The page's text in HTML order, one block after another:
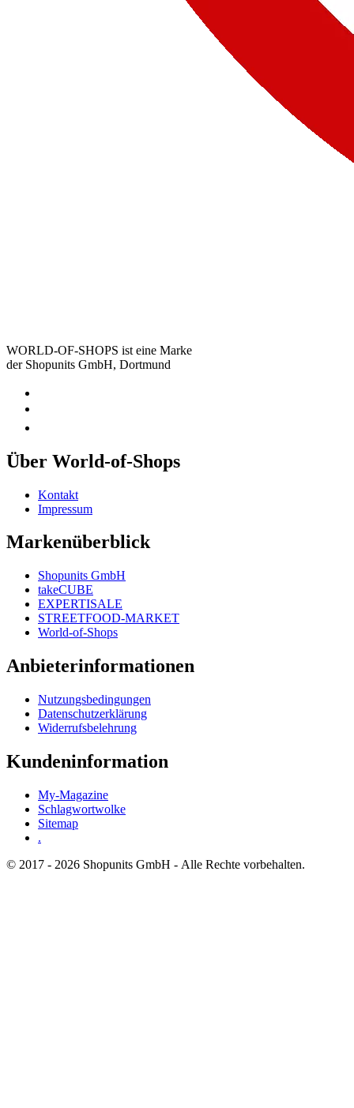
WORLD-OF-SHOPS ist eine Marke
der Shopunits GmbH, Dortmund
Über World-of-Shops
Kontakt
Impressum
Markenüberblick
Shopunits GmbH
takeCUBE
EXPERTISALE
STREETFOOD-MARKET
World-of-Shops
Anbieterinformationen
Nutzungsbedingungen
Datenschutzerklärung
Widerrufsbelehrung
Kundeninformation
My-Magazine
Schlagwortwolke
Sitemap
.
© 2017 - 2026 Shopunits GmbH - Alle Rechte vorbehalten.